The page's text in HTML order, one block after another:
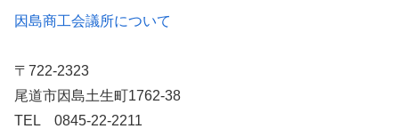
因島商工会議所について
〒722-2323
尾道市因島土生町1762-38
TEL 0845-22-2211